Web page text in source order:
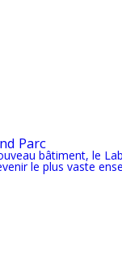
Parc
bâtiment, le
le plus vaste